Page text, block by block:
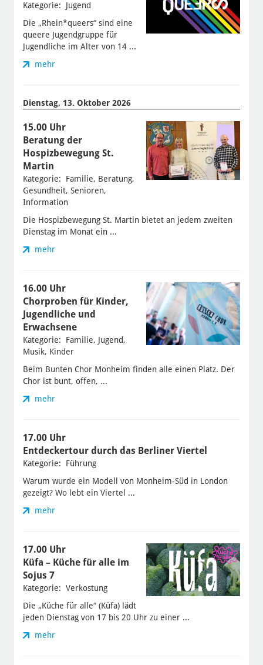
Kategorie: Jugend
Die „Rhein*queers“ sind eine
queere Jugendgruppe für
Jugendliche im Alter von 14 ...
mehr
Dienstag, 13. Oktober 2026
15.00 Uhr
Beratung der
Hospizbewegung St.
Martin
Kategorie: Familie, Beratung,
Gesundheit, Senioren,
Information
Die Hospizbewegung St. Martin bietet an jedem zweiten
Dienstag im Monat ein ...
mehr
16.00 Uhr
Chorproben für Kinder,
Jugendliche und
Erwachsene
Kategorie: Familie, Jugend,
Musik, Kinder
Beim Bunten Chor Monheim finden alle einen Platz. Der
Chor ist bunt, offen, ...
mehr
17.00 Uhr
Entdeckertour durch das Berliner Viertel
Kategorie: Führung
Warum wurde ein Modell von Monheim-Süd in London
gezeigt? Wo lebt ein Viertel ...
mehr
17.00 Uhr
Küfa – Küche für alle im
Sojus 7
Kategorie: Verkostung
Die „Küche für alle“ (Küfa) lädt
jeden Dienstag von 17 bis 20 Uhr zu einer ...
mehr